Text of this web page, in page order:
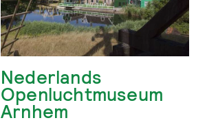
Nederlands
Openluchtmuseum
Arnhem